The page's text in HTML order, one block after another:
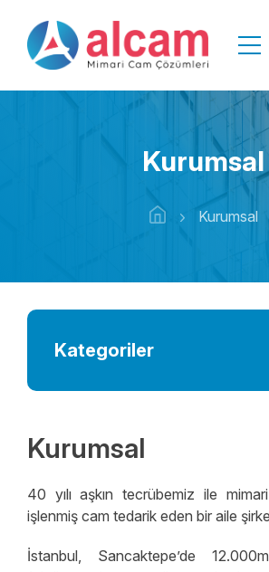
Kurumsal
Kurumsal
Kategoriler
Neden Alcam?
İnsan Kaynakları
Değerlerimiz
Kurumsal
40 yılı aşkın tecrübemiz ile
işlenmiş cam tedarik eden bir aile
İstanbul, Sancaktepe’de